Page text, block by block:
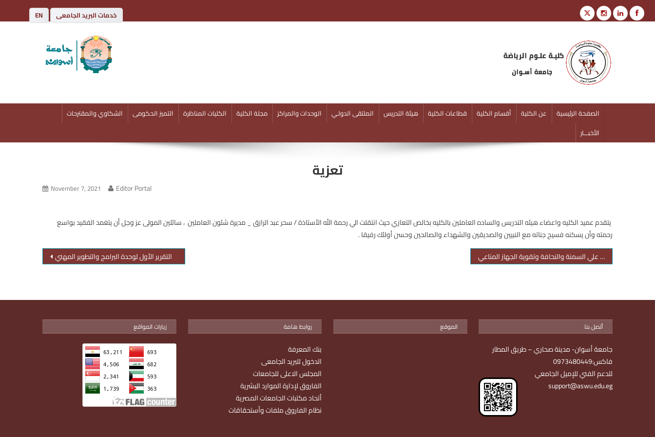
EN خدمات البريد الجامعى
كلية علوم الرياضة
الصفحة الرئيسية عن الكلية أقسام الكلية قطاعات الكلية هيئة التدريس الملتقى الدولـي الوحدات والمراكز مجلة الكلية الكليات المناظرة التميز الحكومى
الشكاوي والمقترحات
الأخبـــار
تعزية
November 7, 2021 Editor Portal
يتقدم عميد الكليه واعضاء هيئه التدريس والساده العاملين بالكليه بخالص التعازي حيث انتقلت الي رحمة الله الأستاذة / سحر عبد الرازق _ مديرة شئون العاملين ، سائلين المولى عز وجل أن يتغمد الفقيد بواسع
رحمته وأن يسكنه فسيح جناته مع النبيين والصديقين والشهداء والصالحين وحسن أولئك رفيقا .
التقرير الأول لوحدة البرامج والتطوير المهني
ورشة تدريبية التغذية والقضاء علي السمنة والنحافة وتقوية الجهاز المناعي
زيارات المواقع روابط هامة
بنك المعرفة
الدخول للبريد الجامعى
المجلس الاعلى للجامعات
الفاروق لإدارة الموارد البشرية
أتحاد مكتبات الجامعات المصرية
نظام الفاروق ملفات وأستحقاقات
الموقع أتصل بنا
جامعة أسوان- مدينة صحاري – طريق المطار
فاكس:0973480449
للدعم الفني للإميل الجامعي
support@aswu.edu.eg